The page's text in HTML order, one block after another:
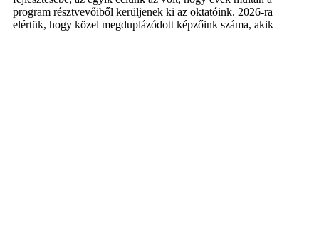
program résztvevőiből kerüljenek ki az oktatóink. 2026-ra
elértük, hogy közel megduplázódott képzőink száma, akik